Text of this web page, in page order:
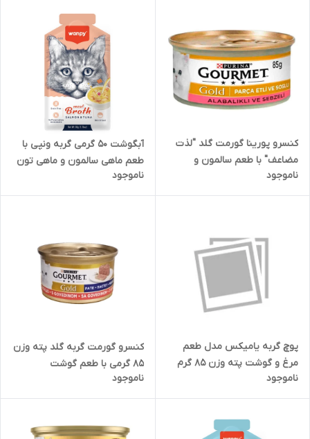
کنسرو پورینا گورمت گلد "لذت
مضاعف" با طعم سالمون و
سبزیجات در سس به صورت تکه
ایی 85 گرم Gourmet Gold
ناموجود
آبگوشت 50 گرمی گربه ونپی با
طعم ماهی سالمون و ماهی تون
ناموجود
پوچ گربه یامیکس مدل طعم
مرغ و گوشت پته وزن 85 گرم
ناموجود
کنسرو گورمت گربه گلد پته وزن
85 گرمی با طعم گوشت
ناموجود